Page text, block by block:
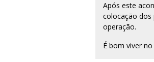
Após este
colocação dos
operação.
É bom viver